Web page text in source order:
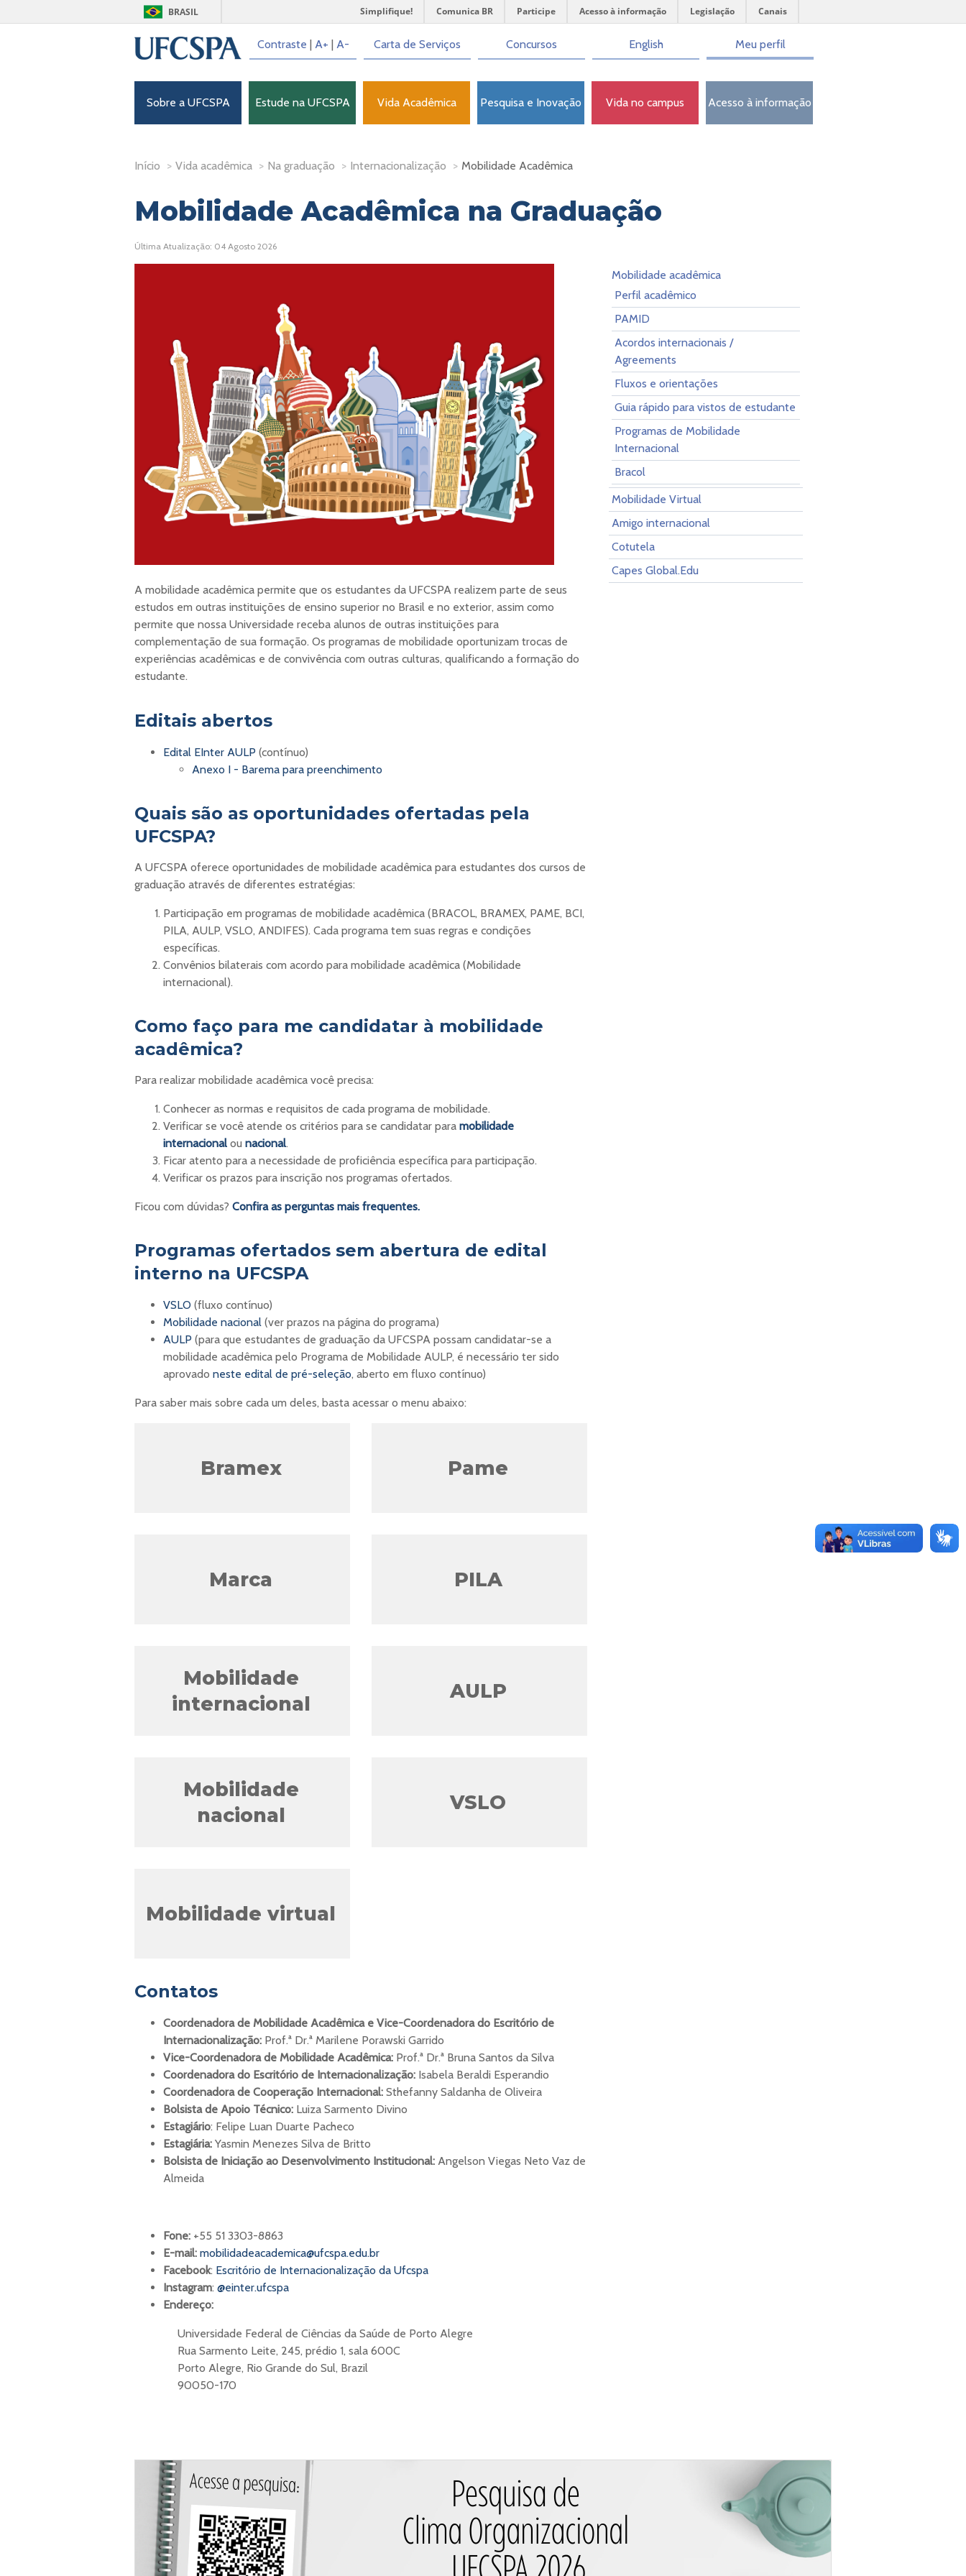
BRASIL Simplifique! Comunica BR Participe Acesso à informação Legislação Canais
Contraste | A+ | A- Carta de Serviços Concursos English Meu perfil
Sobre a UFCSPA Estude na UFCSPA Vida Acadêmica Pesquisa e Inovação Vida no campus Acesso à informação
Início > Vida acadêmica > Na graduação > Internacionalização > Mobilidade Acadêmica
Mobilidade Acadêmica na Graduação
Última Atualização: 04 Agosto 2026
A mobilidade acadêmica permite que os estudantes da UFCSPA realizem parte de seus
estudos em outras instituições de ensino superior no Brasil e no exterior, assim como
permite que nossa Universidade receba alunos de outras instituições para
complementação de sua formação. Os programas de mobilidade oportunizam trocas de
experiências acadêmicas e de convivência com outras culturas, qualificando a formação do
estudante.
Editais abertos
Edital EInter AULP (contínuo)
Anexo I - Barema para preenchimento
Quais são as oportunidades ofertadas pela
UFCSPA?
A UFCSPA oferece oportunidades de mobilidade acadêmica para estudantes dos cursos de
graduação através de diferentes estratégias:
Participação em programas de mobilidade acadêmica (BRACOL, BRAMEX, PAME, BCI,
PILA, AULP, VSLO, ANDIFES). Cada programa tem suas regras e condições
específicas.
Convênios bilaterais com acordo para mobilidade acadêmica (Mobilidade
internacional).
Como faço para me candidatar à mobilidade
acadêmica?
Para realizar mobilidade acadêmica você precisa:
Conhecer as normas e requisitos de cada programa de mobilidade.
Verificar se você atende os critérios para se candidatar para mobilidade
internacional ou nacional.
Ficar atento para a necessidade de proficiência específica para participação.
Verificar os prazos para inscrição nos programas ofertados.
Ficou com dúvidas? Confira as perguntas mais frequentes.
Programas ofertados sem abertura de edital
interno na UFCSPA
VSLO (fluxo contínuo)
Mobilidade nacional (ver prazos na página do programa)
AULP (para que estudantes de graduação da UFCSPA possam candidatar-se a
mobilidade acadêmica pelo Programa de Mobilidade AULP, é necessário ter sido
aprovado neste edital de pré-seleção, aberto em fluxo contínuo)
Para saber mais sobre cada um deles, basta acessar o menu abaixo:
Bramex Pame
Marca PILA
Mobilidade
internacional
AULP
Mobilidade
nacional
VSLO
Mobilidade virtual
Contatos
Coordenadora de Mobilidade Acadêmica e Vice-Coordenadora do Escritório de
Internacionalização: Prof.ª Dr.ª Marilene Porawski Garrido
Vice-Coordenadora de Mobilidade Acadêmica: Prof.ª Dr.ª Bruna Santos da Silva
Coordenadora do Escritório de Internacionalização: Isabela Beraldi Esperandio
Coordenadora de Cooperação Internacional: Sthefanny Saldanha de Oliveira
Bolsista de Apoio Técnico: Luiza Sarmento Divino
Estagiário: Felipe Luan Duarte Pacheco
Estagiária: Yasmin Menezes Silva de Britto
Bolsista de Iniciação ao Desenvolvimento Institucional: Angelson Viegas Neto Vaz de
Almeida
Fone: +55 51 3303-8863
E-mail: mobilidadeacademica@ufcspa.edu.br
Facebook: Escritório de Internacionalização da Ufcspa
Instagram: @einter.ufcspa
Endereço:
Universidade Federal de Ciências da Saúde de Porto Alegre
Rua Sarmento Leite, 245, prédio 1, sala 600C
Porto Alegre, Rio Grande do Sul, Brazil
90050-170
Mobilidade acadêmica
Perfil acadêmico
PAMID
Acordos internacionais /
Agreements
Fluxos e orientações
Guia rápido para vistos de estudante
Programas de Mobilidade
Internacional
Bracol
Mobilidade Virtual
Amigo internacional
Cotutela
Capes Global.Edu